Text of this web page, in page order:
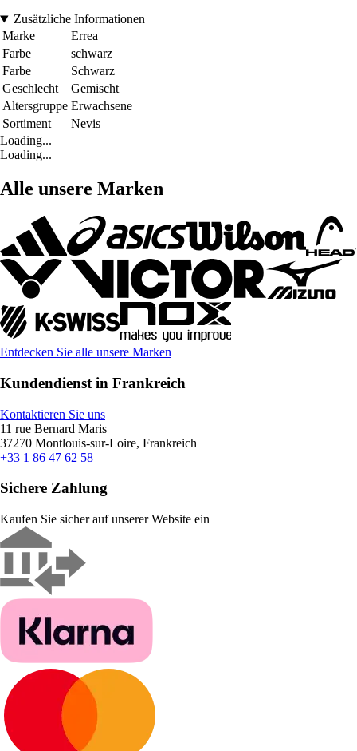
Zusätzliche Informationen
Marke
Errea
Farbe
schwarz
Farbe
Schwarz
Geschlecht
Gemischt
Altersgruppe Erwachsene
Sortiment
Nevis
Loading...
Loading...
Alle unsere Marken
Entdecken Sie alle unsere Marken
Kundendienst in Frankreich
Kontaktieren Sie uns
11 rue Bernard Maris
37270 Montlouis-sur-Loire, Frankreich
+33 1 86 47 62 58
Sichere Zahlung
Kaufen Sie sicher auf unserer Website ein